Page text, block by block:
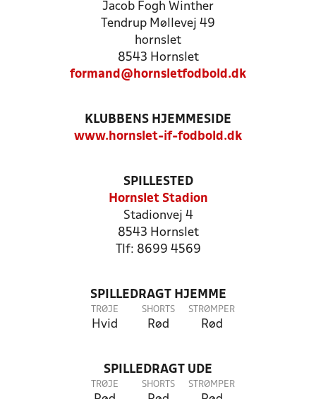
Jacob Fogh Winther
Tendrup Møllevej 49
hornslet
8543 Hornslet
formand@hornsletfodbold.dk
KLUBBENS HJEMMESIDE
www.hornslet-if-fodbold.dk
SPILLESTED
Hornslet Stadion
Stadionvej 4
8543 Hornslet
Tlf: 8699 4569
SPILLEDRAGT HJEMME
TRØJE
Hvid
SHORTS
Rød
STRØMPER
Rød
SPILLEDRAGT UDE
TRØJE SHORTS STRØMPER